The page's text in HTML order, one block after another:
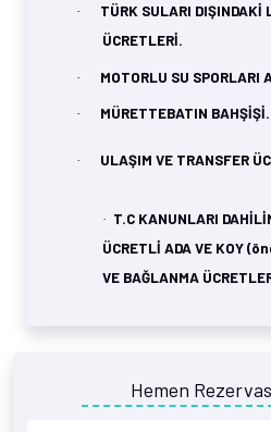
·
TÜRK SULARI DIŞINDAKİ
ÜCRETLERİ.
· MOTORLU SU SPORLARI
· MÜRETTEBATIN BAHŞİŞİ.
· ULAŞIM VE TRANSFER
· T.C KANUNLARI
ÜCRETLİ ADA VE KOY
VE BAĞLANMA
Hemen